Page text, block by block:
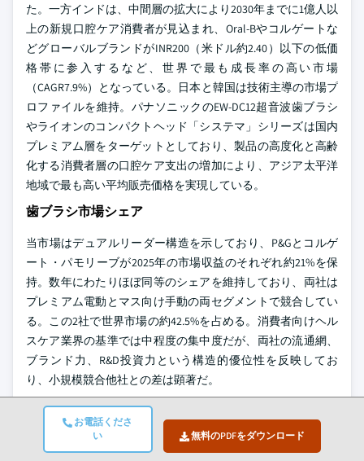
お電話くださ
い
無料のPDFをダウンロード
た。一方インドは、中間層の拡大により2030年までに1億人以
上の新規口腔ケア消費者が見込まれ、Oral-Bやコルゲートな
どグローバルブランドがINR200（米ドル約2.40）以下の低価
格帯に参入するなど、世界で最も成長率の高い市場
（CAGR7.9%）となっている。日本と韓国は技術主導の市場プ
ロファイルを維持。パナソニックのEW-DC12超音波歯ブラシ
やライオンのコンパクトヘッド「システマ」シリーズは国内
プレミアム層をターゲットとしており、製品の高度化と高齢
化する消費者層の口腔ケア支出の増加により、アジア太平洋
地域で最も高い平均販売価格を実現している。
歯ブラシ市場シェア
当市場はデュアルリーダー構造を示しており、P&Gとコルゲ
ート・パモリーブが2025年の市場収益のそれぞれ約21%を保
持。数年にわたりほぼ同等のシェアを維持しており、両社は
プレミアム電動とマス向け手動の両セグメントで競合してい
る。この2社で世界市場の約42.5%を占める。消費者向けヘル
スケア業界の基準では中程度の集中度だが、両社の流通網、
ブランド力、R&D投資力という構造的優位性を反映してお
り、小規模競合他社との差は顕著だ。
P&G（Oral-B）は2025年の歯ブラシ収益が推定18億1,000万ド
ル、市場シェア21.5%で首位を維持。iOプラットフォームの商
業的成功により、北米、西欧、日本、ブラジルなどの拡大市